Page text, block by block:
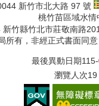
新竹市北大路 97 號
桃竹苗區域水情
竹縣竹北市莊敬南路
有，非經正式書面同
最後異動日期
瀏覽人次19